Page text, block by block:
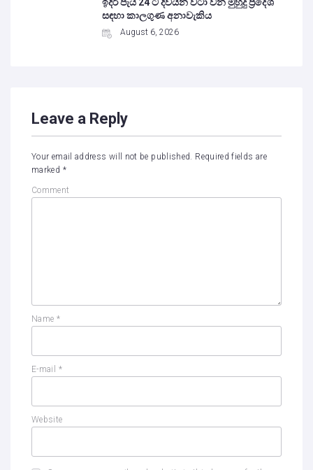
සඳහා කාලගුණ අනාවැකිය
August 6, 2026
Leave a Reply
Your email address will not be published. Required fields are
marked *
Comment
Name *
E-mail *
Website